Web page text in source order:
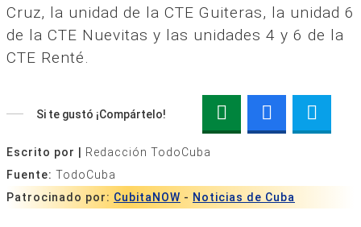
Cruz, la unidad de la CTE Guiteras, la unidad 6
de la CTE Nuevitas y las unidades 4 y 6 de la
CTE Renté.
Si te gustó ¡Compártelo!
Escrito por |
Redacción TodoCuba
Fuente: TodoCuba
Patrocinado por: CubitaNOW - Noticias de Cuba